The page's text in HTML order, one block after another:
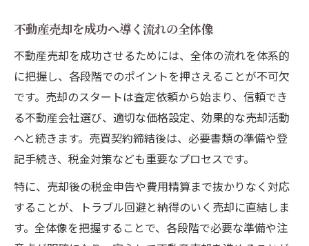
不動産売却を成功へ導く流れの全体像
不動産売却を成功させるためには、全体の流れを体系的
に把握し、各段階でのポイントを押さえることが不可欠
です。売却のスタートは査定依頼から始まり、信頼でき
る不動産会社選び、適切な価格設定、効果的な売却活動
へと続きます。売買契約締結後は、必要書類の準備や登
記手続き、税金対策なども重要なプロセスです。
特に、売却後の税金申告や費用精算まで抜かりなく対応
することが、トラブル回避と納得のいく売却に直結しま
す。全体像を把握することで、各段階で必要な準備や注